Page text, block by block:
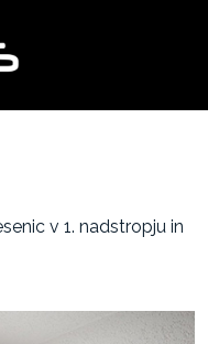
v 1. nadstropju in